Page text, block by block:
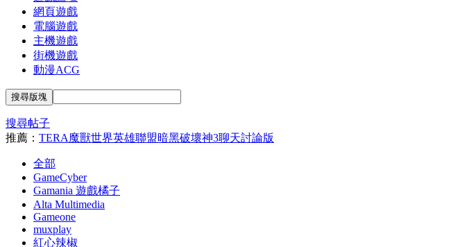
網頁遊戲
電腦遊戲
主機遊戲
街機遊戲
動漫ACG
搜尋版塊
搜尋帖子
推薦： TERA魔獸世界英雄聯盟暗黑破壞神3聊天討論版
全部
GameCyber
Gamania 遊戲橘子
Alta Multimedia
Gameone
muxplay
紅心辣椒